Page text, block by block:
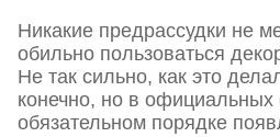
Никакие предрассудки не
обильно пользоваться
Не так сильно, как это
конечно, но в официальных
обязательном порядке